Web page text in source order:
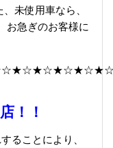
未使用車なら、
お急ぎのお客様に
！！
ることにより、